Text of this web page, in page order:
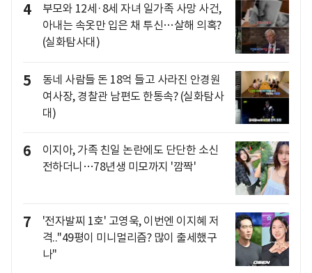
4
부모와 12세·8세 자녀 일가족 사망 사건,
아내는 속옷만 입은 채 투신…살해 의혹?
(실화탐사대)
5
동네 사람들 돈 18억 들고 사라진 안경원
여사장, 경찰관 남편도 한통속? (실화탐사
대)
6
이지아, 가족 친일 논란에도 단단한 소신
전하더니…78년생 미모까지 '깜짝'
7
'전자발찌 1호' 고영욱, 이번엔 이지혜 저
격.."49평이 미니멀리즘? 많이 출세했구
나"